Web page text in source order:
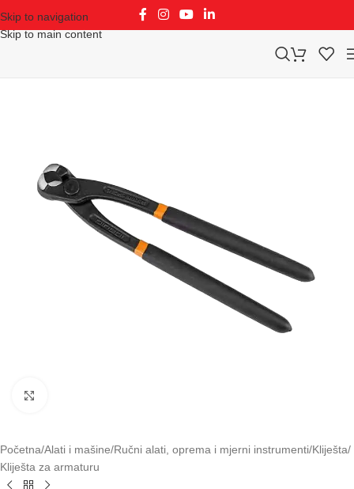
Skip to navigation
Skip to main content
Početna/Alati i mašine/Ručni alati, oprema i mjerni instrumenti/Kliješta/
Kliješta za armaturu